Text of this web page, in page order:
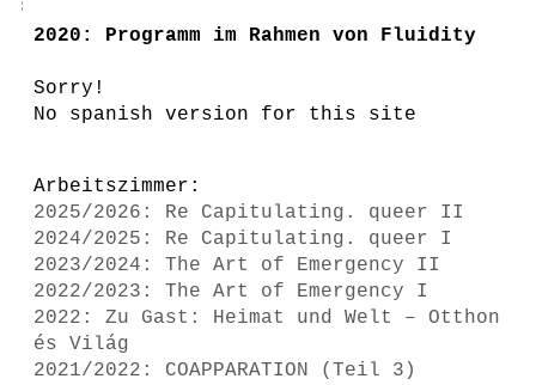
2020: Programm im Rahmen von Fluidity
Sorry!
No spanish version for this site
Arbeitszimmer:
2025/2026: Re Capitulating. queer II
2024/2025: Re Capitulating. queer I
2023/2024: The Art of Emergency II
2022/2023: The Art of Emergency I
2022: Zu Gast: Heimat und Welt – Otthon
és Világ
2021/2022: COAPPARATION (Teil 3)